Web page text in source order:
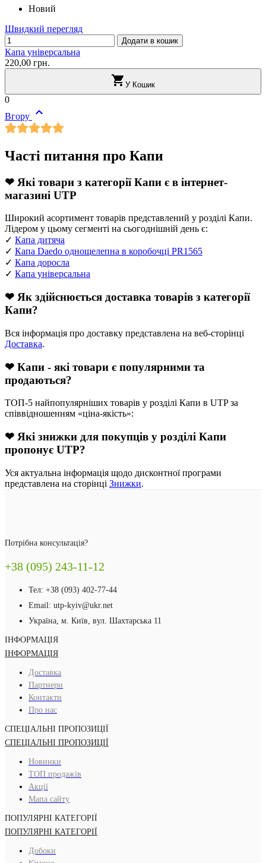
Новий
Швидкий перегляд
Додати в кошик
Капа універсальна
220,00 грн.
 У Кошик
0
Вгору 
Часті питання про Капи
❤ Які товари з категорії Капи є в інтернет-
магазині UTP
Широкий асортимент товарів представлений у розділі Капи.
Лідером у цьому сегменті на сьогоднішній день є:
✓ Капа дитяча
✓ Капа Daedo однощелепна в коробочці PR1565
✓ Капа доросла
✓ Капа універсальна
❤ Як здійснюється доставка товарів з категорії
Капи?
Вся інформація про доставку представлена на веб-сторінці
Доставка.
❤ Капи - які товари є популярними та
продаються?
ТОП-5 найпопулярніших товарів у розділі Капи в UTP за
співвідношенням «ціна-якість»:
❤ Які знижки для покупців у розділі Капи
пропонує UTP?
Уся актуальна інформація щодо дисконтної програми
представлена на сторінці Знижки.
Потрібна консультація?
+38 (095) 243-11-12
Тел: +38 (093) 402-77-44
Email: utp-kyiv@ukr.net
Україна, м. Київ, вул. Шахтарська 11
ІНФОРМАЦІЯ
ІНФОРМАЦІЯ
Доставка
Партнери
Контакти
Про нас
СПЕЦІАЛЬНІ ПРОПОЗИЦІЇ
СПЕЦІАЛЬНІ ПРОПОЗИЦІЇ
Новинки
ТОП продажів
Акції
Мапа сайту
ПОПУЛЯРНІ КАТЕГОРІЇ
ПОПУЛЯРНІ КАТЕГОРІЇ
Добоки